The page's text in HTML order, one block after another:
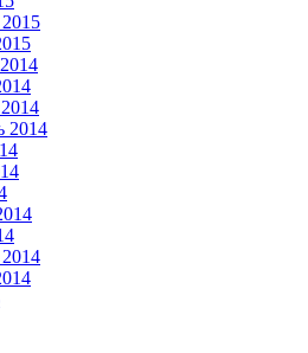
2014